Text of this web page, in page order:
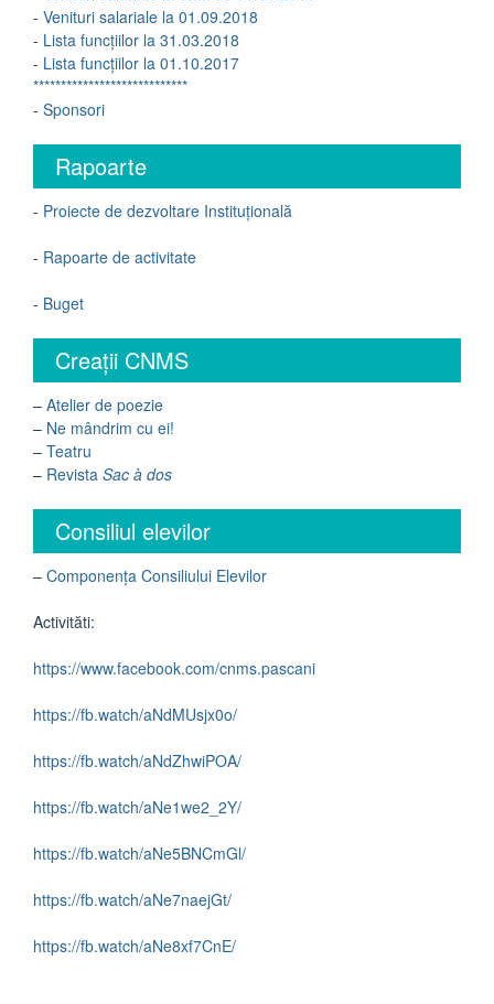
- Venituri salariale la 01.09.2018
- Lista funcțiilor la 31.03.2018
- Lista funcțiilor la 01.10.2017
****************************
- Sponsori
Rapoarte
- Proiecte de dezvoltare Instituțională
- Rapoarte de activitate
- Buget
Creații CNMS
– Atelier de poezie
– Ne mândrim cu ei!
– Teatru
– Revista Sac à dos
Consiliul elevilor
– Componența Consiliului Elevilor
Activităti:
https://www.facebook.com/cnms.pascani
https://fb.watch/aNdMUsjx0o/
https://fb.watch/aNdZhwiPOA/
https://fb.watch/aNe1we2_2Y/
https://fb.watch/aNe5BNCmGl/
https://fb.watch/aNe7naejGt/
https://fb.watch/aNe8xf7CnE/